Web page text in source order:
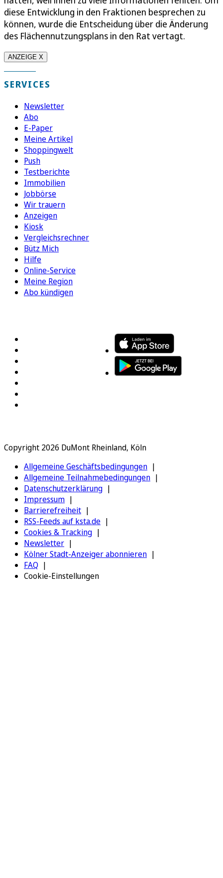
diese Entwicklung in den Fraktionen besprechen zu
können, wurde die Entscheidung über die Änderung
des Flächennutzungsplans in den Rat vertagt.
ANZEIGE X
SERVICES
Newsletter
Abo
E-Paper
Meine Artikel
Shoppingwelt
Push
Testberichte
Immobilien
Jobbörse
Wir trauern
Anzeigen
Kiosk
Vergleichsrechner
Bütz Mich
Hilfe
Online-Service
Meine Region
Abo kündigen
Copyright 2026 DuMont Rheinland, Köln
Allgemeine Geschäftsbedingungen
Allgemeine Teilnahmebedingungen
Datenschutzerklärung
Impressum
Barrierefreiheit
RSS-Feeds auf ksta.de
Cookies & Tracking
Newsletter
Kölner Stadt-Anzeiger abonnieren
FAQ
Cookie-Einstellungen